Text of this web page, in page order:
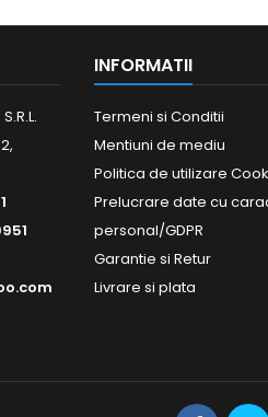
INFORMATII
Termeni si Conditii
Mentiuni de mediu
Politica de utilizare
Prelucrare date cu
personal/GDPR
Garantie si Retur
Livrare si plata